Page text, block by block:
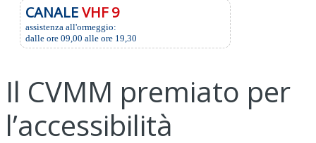
CANALEVHF 9
assistenza all'ormeggio:
dalle ore 09,00 alle ore 19,30
Il CVMM premiato per
l’accessibilità